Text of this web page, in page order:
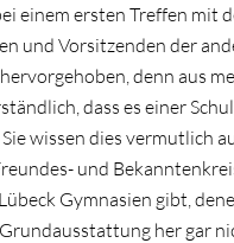
einem ersten Treffen mit
und Vorsitzenden der
denn aus
dass es einer
wissen dies vermutlich
und
Gymnasien gibt,
her gar